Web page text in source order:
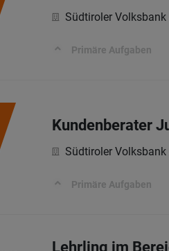
Südtiroler Volksbank
Primäre Aufgaben
Kundenberater
Südtiroler Volksbank
Primäre Aufgaben
Lehrling im